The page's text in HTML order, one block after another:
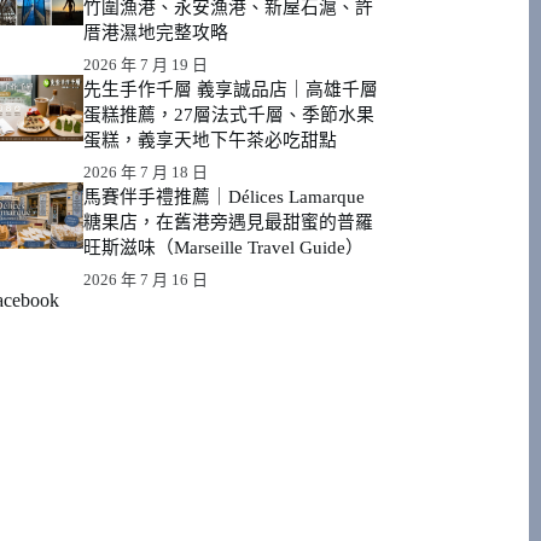
竹圍漁港、永安漁港、新屋石滬、許
厝港濕地完整攻略
2026 年 7 月 19 日
先生手作千層 義享誠品店｜高雄千層
蛋糕推薦，27層法式千層、季節水果
蛋糕，義享天地下午茶必吃甜點
2026 年 7 月 18 日
馬賽伴手禮推薦｜Délices Lamarque
糖果店，在舊港旁遇見最甜蜜的普羅
旺斯滋味（Marseille Travel Guide）
2026 年 7 月 16 日